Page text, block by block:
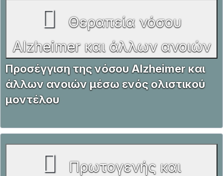
Θεραπεία νόσου
Alzheimer και άλλων ανοιών
Προσέγγιση της νόσου Alzheimer και
άλλων ανοιών μέσω ενός ολιστικού
μοντέλου
Πρωτογενής και